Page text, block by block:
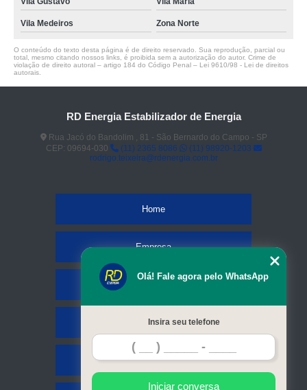
Vila Medeiros Zona Norte
O conteúdo do texto desta página é de direito reservado. Sua reprodução, parcial ou
total, mesmo citando nossos links, é proibida sem a autorização do autor. Crime de
violação de direito autoral – artigo 184 do Código Penal – Lei 9610/98 - Lei de direitos
autorais
RD Energia Estabilizador de Energia
Rua Jacó do Bandolim , 81 - São Bernardo do Campo - SP
CEP: 09694-030
(11) 2365 8086
(11) 98920-1203
rodrigo.teixeira@rdenergia.com.br
Home
Empresa
Serviços
Contato
Olá! Fale agora pelo WhatsApp
Insira seu telefone
Iniciar conversa